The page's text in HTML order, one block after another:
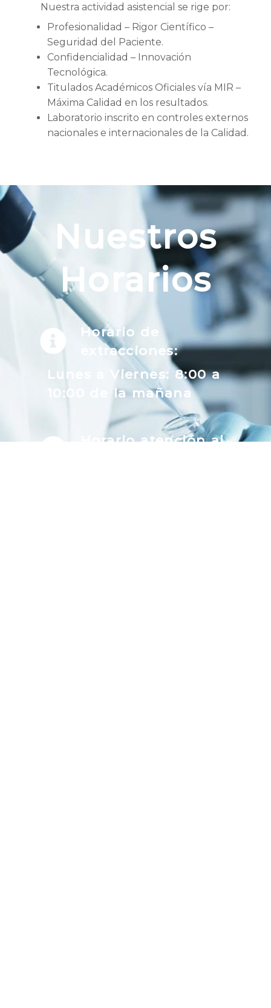
Nuestra actividad asistencial se rige por:
Profesionalidad – Rigor Científico –
Seguridad del Paciente.
Confidencialidad – Innovación
Tecnológica.
Titulados Académicos Oficiales vía MIR –
Máxima Calidad en los resultados.
Laboratorio inscrito en controles externos
nacionales e internacionales de la Calidad.
Nuestros
Horarios
Horario de
extracciones:
Lunes a Viernes: 8:00 a
10:00 de la mañana
Horario atención al